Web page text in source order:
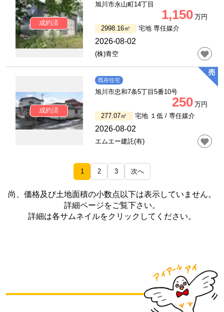
成約済
旭川市永山町14丁目
1,150 万円
2998.16㎡
宅地 専任媒介
2026-08-02
(株)青空
成約済
既存住宅
旭川市忠和7条5丁目5番10号
250 万円
277.07㎡
宅地 １低 / 専任媒介
2026-08-02
エムエー建託(有)
1 2 3 次へ
尚、価格及び土地面積の小数点以下は表示していません。
詳細ページをご覧下さい。
詳細は各サムネイルをクリックしてください。